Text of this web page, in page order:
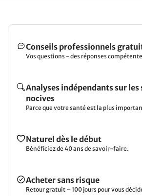
Conseils professionnels
Vos questions - des réponses
Analyses indépendants sur les
nocives
Parce que votre santé est la plus
Naturel dès le début
Bénéficiez de 40 ans de savoir-faire.
Acheter sans risque
Retour gratuit – 100 jours pour vous